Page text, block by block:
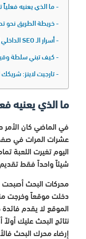
ما الذي يعنيه فعلياً
خريطة الطريق نحو
أسرار الـ SEO الداخلي التي تضمن لك مكانة متقدمة
كيف تبني سلطة
تارجيت لاينز:
ما الذي يعنيه
في الماضي كان الأمر
عشرات المرات في
اليوم تغيرت اللعبة
شيئاً واحداً فقط
محركات البحث أصبحت
دخلت موقعاً وخرجت
الموقع لا يقدم
نتائج البحث عليك
إرضاء محرك البحث